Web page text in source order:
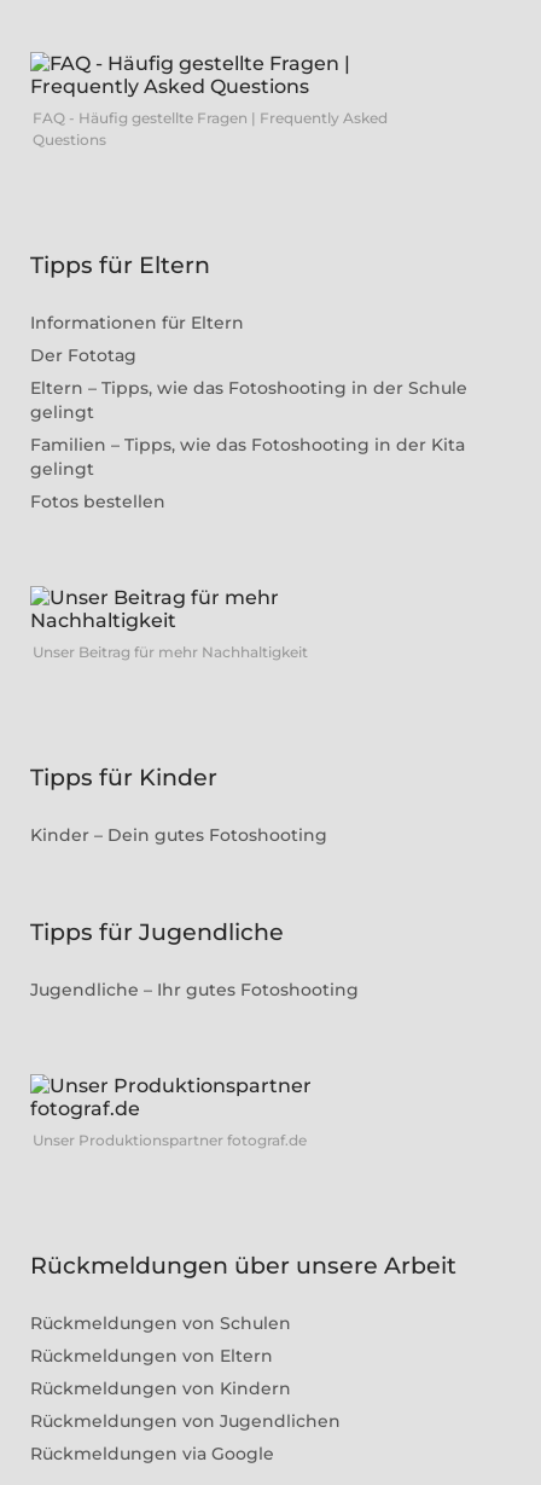
FAQ - Häufig gestellte Fragen | Frequently Asked
Questions
Tipps für Eltern
Informationen für Eltern
Der Fototag
Eltern – Tipps, wie das Fotoshooting in der Schule
gelingt
Familien – Tipps, wie das Fotoshooting in der Kita
gelingt
Fotos bestellen
Unser Beitrag für mehr Nachhaltigkeit
Tipps für Kinder
Kinder – Dein gutes Fotoshooting
Tipps für Jugendliche
Jugendliche – Ihr gutes Fotoshooting
Unser Produktionspartner fotograf.de
Rückmeldungen über unsere Arbeit
Rückmeldungen von Schulen
Rückmeldungen von Eltern
Rückmeldungen von Kindern
Rückmeldungen von Jugendlichen
Rückmeldungen via Google